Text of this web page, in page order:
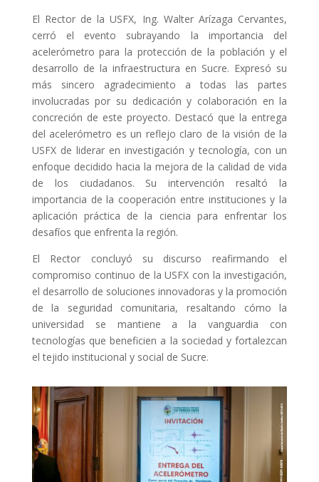
El Rector de la USFX, Ing. Walter Arízaga Cervantes,
cerró el evento subrayando la importancia del
acelerómetro para la protección de la población y el
desarrollo de la infraestructura en Sucre. Expresó su
más sincero agradecimiento a todas las partes
involucradas por su dedicación y colaboración en la
concreción de este proyecto. Destacó que la entrega
del acelerómetro es un reflejo claro de la visión de la
USFX de liderar en investigación y tecnología, con un
enfoque decidido hacia la mejora de la calidad de vida
de los ciudadanos. Su intervención resaltó la
importancia de la cooperación entre instituciones y la
aplicación práctica de la ciencia para enfrentar los
desafíos que enfrenta la región.
El Rector concluyó su discurso reafirmando el
compromiso continuo de la USFX con la investigación,
el desarrollo de soluciones innovadoras y la promoción
de la seguridad comunitaria, resaltando cómo la
universidad se mantiene a la vanguardia con
tecnologías que beneficien a la sociedad y fortalezcan
el tejido institucional y social de Sucre.